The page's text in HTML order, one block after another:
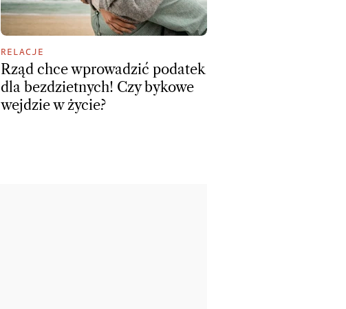
RELACJE
Rząd chce wprowadzić podatek
dla bezdzietnych! Czy bykowe
wejdzie w życie?